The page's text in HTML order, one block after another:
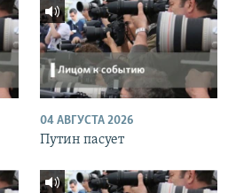
04 АВГУСТА 2026
Путин пасует